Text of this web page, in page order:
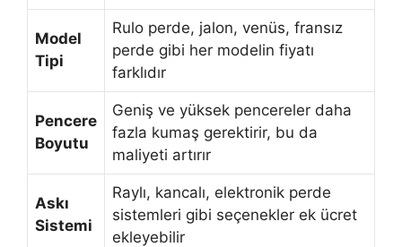
Model
Tipi
Rulo perde, jalon, venüs, fransız
perde gibi her modelin fiyatı
farklıdır
Pencere
Boyutu
Geniş ve yüksek pencereler daha
fazla kumaş gerektirir, bu da
maliyeti artırır
Askı
Sistemi
Raylı, kancalı, elektronik perde
sistemleri gibi seçenekler ek ücret
ekleyebilir